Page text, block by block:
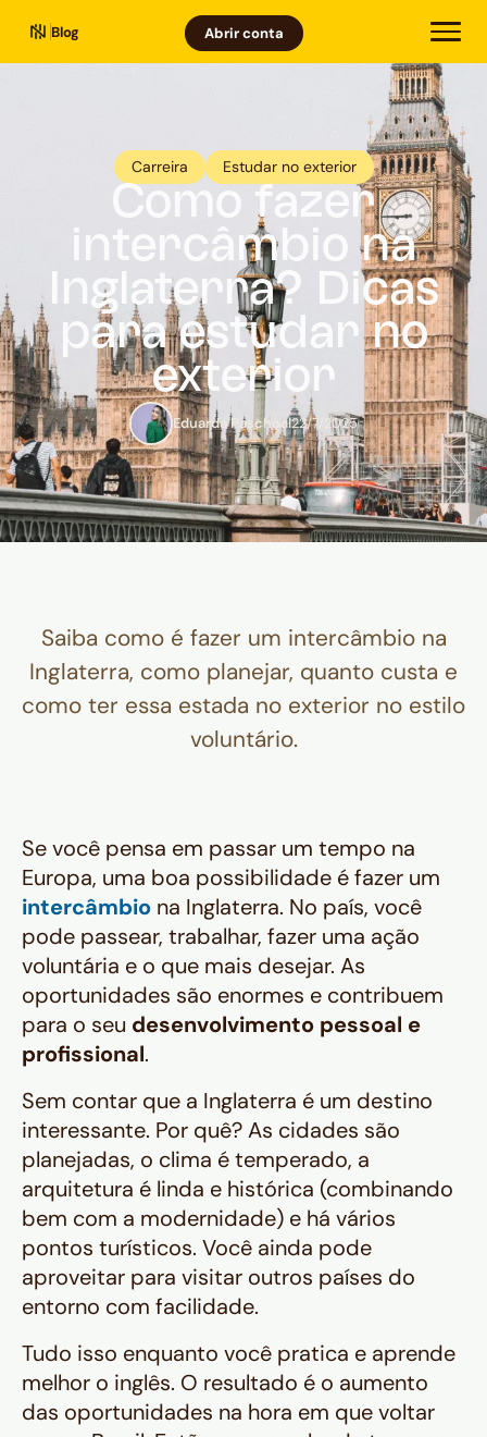
Blog Abrir conta
Carreira Estudar no exterior
Como fazer
intercâmbio na
Inglaterra? Dicas
para estudar no
exterior
Eduarda Paschoal22/7/2025
Saiba como é fazer um intercâmbio na
Inglaterra, como planejar, quanto custa e
como ter essa estada no exterior no estilo
voluntário.
Se você pensa em passar um tempo na
Europa, uma boa possibilidade é fazer um
intercâmbio na Inglaterra. No país, você
pode passear, trabalhar, fazer uma ação
voluntária e o que mais desejar. As
oportunidades são enormes e contribuem
para o seu desenvolvimento pessoal e
profissional.
Sem contar que a Inglaterra é um destino
interessante. Por quê? As cidades são
planejadas, o clima é temperado, a
arquitetura é linda e histórica (combinando
bem com a modernidade) e há vários
pontos turísticos. Você ainda pode
aproveitar para visitar outros países do
entorno com facilidade.
Tudo isso enquanto você pratica e aprende
melhor o inglês. O resultado é o aumento
das oportunidades na hora em que voltar